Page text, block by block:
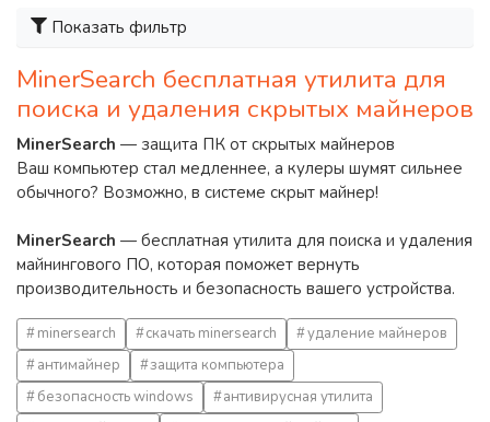
Показать фильтр
MinerSearch бесплатная утилита для
поиска и удаления скрытых майнеров
MinerSearch — защита ПК от скрытых майнеров
Ваш компьютер стал медленнее, а кулеры шумят сильнее
обычного? Возможно, в системе скрыт майнер!
MinerSearch — бесплатная утилита для поиска и удаления
майнингового ПО, которая поможет вернуть
производительность и безопасность вашего устройства.
minersearch скачать minersearch
удаление майнеров
антимайнер
защита компьютера
безопасность windows
антивирусная утилита